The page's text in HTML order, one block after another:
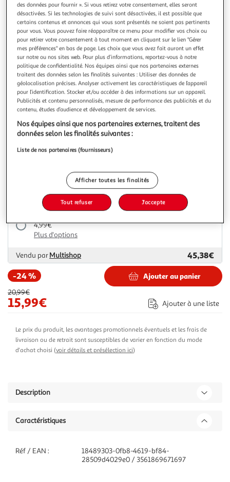
THE HOME DECO FACTORY
Fontaine à boisson a boisson verre 4L
Caracteristique ProduitFontaine à boisson
ConditionnementLot de 6 DescriptionFontaine à boisson
UtilisationCOCKTAIL - BIERE ET JUS MatièreVerre
ColorisTransparent Compatible avecBoisson
Compositionsans Bisphénol A Capacité4 L Compatible
lave-vaisselleOui Services inclus Fabriqué enChine D
En savoir +
Vendu par Paris Prix
Livr. ou retrait dès 3/4 jours
A partir de 7,99€
Plus d'options
Vendu parParis Prix 15,99€ 20,99€
Livraison dès 1/2 semaines
Plus d'options
ASD
4,99€
Plus d'options
Vendu parMultishop
45,38€
-24 %
20,99€
15,99€
Ajouter au panier
Ajouter à une liste
Le prix du produit, les avantages promotionnels éventuels et les frais de
livraison ou de retrait sont susceptibles de varier en fonction du mode
d'achat choisi (voir détails et présélection ici)
Description
Caractéristiques
Réf / EAN :
18489303-0fb8-4619-bf84-
28509d4029e0 / 3561869671697
des données pour fournir ». Si vous retirez votre consentement, elles seront
désactivées. Si les technologies de suivi sont désactivées, il est possible que
certains contenus et annonces qui vous sont présentés ne soient pas pertinents
pour vous. Vous pouvez faire réapparaître ce menu pour modifier vos choix ou
pour retirer votre consentement à tout moment en cliquant sur le lien "Gérer
mes préférences" en bas de page. Les choix que vous avez fait auront un effet
sur notre ou nos sites web. Pour plus d’informations, reportez-vous à notre
politique de confidentialité. Nos équipes ainsi que nos partenaires externes
traitent des données selon les finalités suivantes : Utiliser des données de
géolocalisation précises. Analyser activement les caractéristiques de l’appareil
pour l’identification. Stocker et/ou accéder à des informations sur un appareil.
Publicités et contenu personnalisés, mesure de performance des publicités et du
contenu, études d’audience et développement de services.
Nos équipes ainsi que nos partenaires externes, traitent des
données selon les finalités suivantes :
Liste de nos partenaires (fournisseurs)
Afficher toutes les finalités
Tout refuser J'accepte